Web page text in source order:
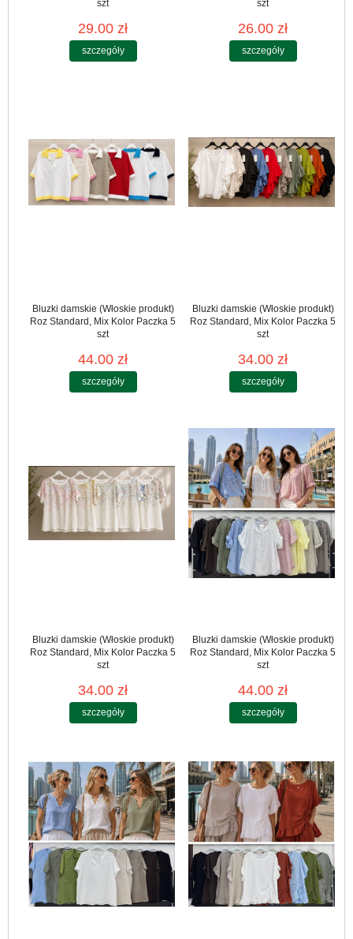
szt
29.00 zł
szczegóły
szt
26.00 zł
szczegóły
Bluzki damskie (Włoskie produkt)
Roz Standard, Mix Kolor Paczka 5
szt
44.00 zł
szczegóły
Bluzki damskie (Włoskie produkt)
Roz Standard, Mix Kolor Paczka 5
szt
34.00 zł
szczegóły
Bluzki damskie (Włoskie produkt)
Roz Standard, Mix Kolor Paczka 5
szt
34.00 zł
szczegóły
Bluzki damskie (Włoskie produkt)
Roz Standard, Mix Kolor Paczka 5
szt
44.00 zł
szczegóły